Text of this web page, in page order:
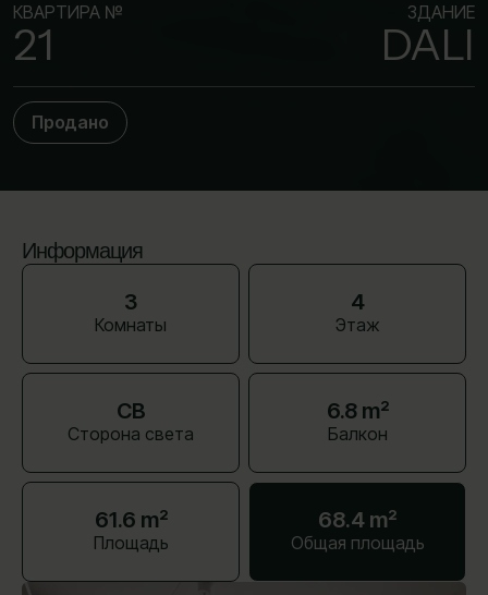
КВАРТИРА №
21
ЗДАНИЕ
DALI
Продано
Информация
3
Комнаты
4
Этаж
СВ
Сторона света
6.8 m²
Балкон
61.6 m²
Площадь
68.4 m²
Общая площадь